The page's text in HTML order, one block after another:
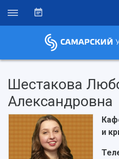
Шестакова
Александровна
и